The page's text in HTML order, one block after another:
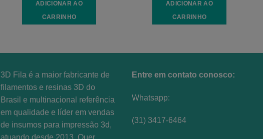
ADICIONAR AO
CARRINHO
ADICIONAR AO
CARRINHO
3D Fila é a maior fabricante de
filamentos e resinas 3D do
Brasil e multinacional referência
em qualidade e líder em vendas
de insumos para impressão 3d,
atuando desde 2013. Quer
Entre em contato conosco:
Whatsapp:
(31) 3417-6464